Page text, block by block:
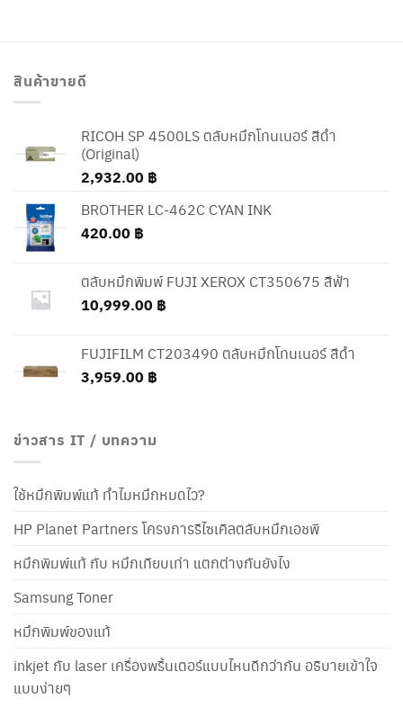
สินค้าขายดี
RICOH SP 4500LS ตลับหมึกโทนเนอร์ สีดำ
(Original)
2,932.00 ฿
BROTHER LC-462C CYAN INK
420.00 ฿
ตลับหมึกพิมพ์ FUJI XEROX CT350675 สีฟ้า
10,999.00 ฿
FUJIFILM CT203490 ตลับหมึกโทนเนอร์ สีดำ
3,959.00 ฿
ข่าวสาร IT / บทความ
ใช้หมึกพิมพ์แท้ ทำไมหมึกหมดไว?
HP Planet Partners โครงการรีไซเคิลตลับหมึกเอชพี
หมึกพิมพ์แท้ กับ หมึกเทียบเท่า แตกต่างกันยังไง
Samsung Toner
หมึกพิมพ์ของแท้
inkjet กับ laser เครื่องพริ้นเตอร์แบบไหนดีกว่ากัน อธิบายเข้าใจ
แบบง่ายๆ